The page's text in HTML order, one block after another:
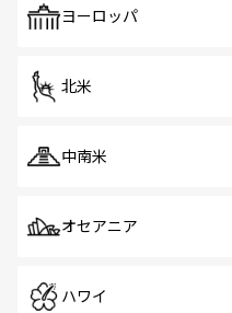
で、ホーカーズは
ヨーロッパ
北米
中南米
オセアニア
ハワイ